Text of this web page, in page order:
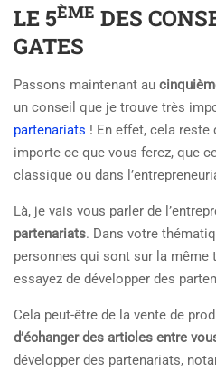
LE 5ÈME DES
GATES
Passons maintenant au
un conseil que je trouve très
partenariats ! En effet, cela reste
importe ce que vous ferez, que
classique ou dans
Là, je vais vous parler de
partenariats. Dans votre
personnes qui sont sur la même
essayez de développer des
Cela peut-être de la vente de
d’échanger des articles entre
développer des partenariats,